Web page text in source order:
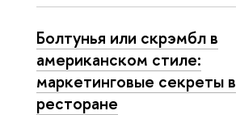
Болтунья или скрэмбл в
американском стиле:
маркетинговые секреты в
ресторане